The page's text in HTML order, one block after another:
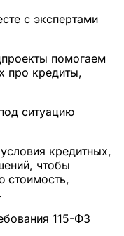
с экспертами
помогаем
про кредиты,
ситуацию
кредитных,
чтобы
стоимость,
115-ФЗ